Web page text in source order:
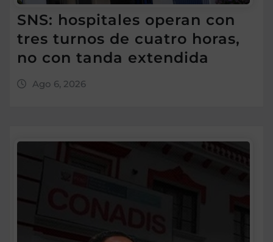
SNS: hospitales operan con
tres turnos de cuatro horas,
no con tanda extendida
Ago 6, 2026